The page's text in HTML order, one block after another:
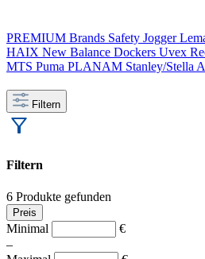
PREMIUM Brands Safety Jogger
HAIX New Balance Dockers Uvex
MTS Puma PLANAM Stanley/Stella
Filtern
Filtern
6 Produkte gefunden
Preis
Minimal
€
–